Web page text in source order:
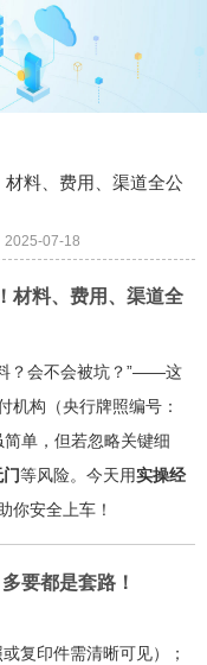
料、费用、渠道全公
2025-07-18
材料、费用、渠道全
？会不会被坑？”——这
机构（央行牌照编号：
单，但若忽略关键细
等风险。今天用实操经
你安全上车！
要都是套路！
复印件需清晰可见）；